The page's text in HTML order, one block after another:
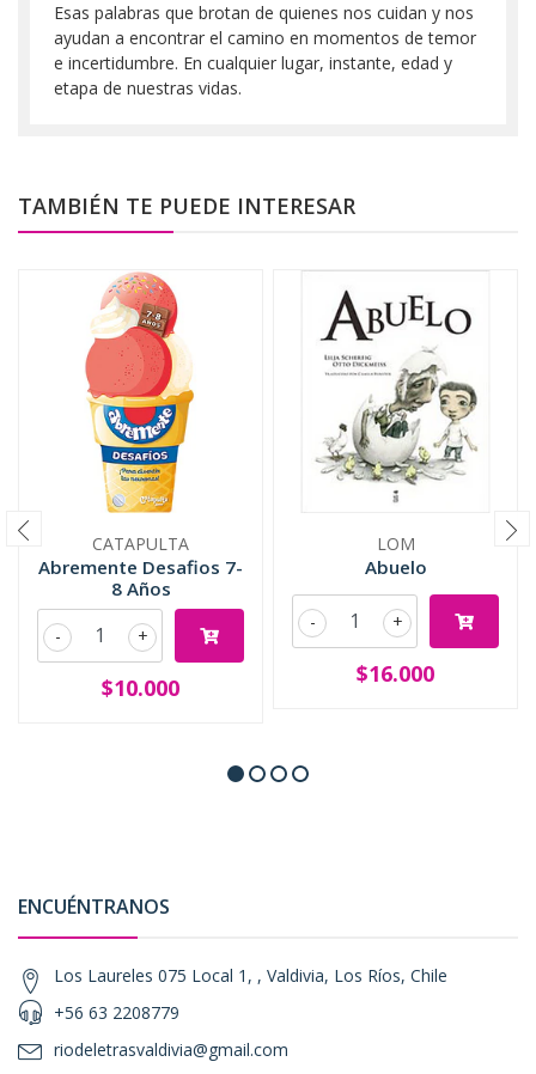
Esas palabras que brotan de quienes nos cuidan y nos
ayudan a encontrar el camino en momentos de temor
e incertidumbre. En cualquier lugar, instante, edad y
etapa de nuestras vidas.
TAMBIÉN TE PUEDE INTERESAR
CATAPULTA
Abremente Desafios 7-
8 Años
+
-
$10.000
LOM
Abuelo
+
-
$16.000
ENCUÉNTRANOS
Los Laureles 075 Local 1, , Valdivia, Los Ríos, Chile
+56 63 2208779
riodeletrasvaldivia@gmail.com